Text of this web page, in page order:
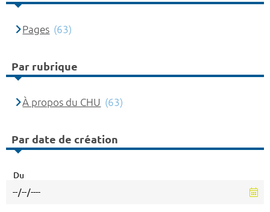
Pages (63)
Par rubrique
À propos du CHU (63)
Par date de création
Du